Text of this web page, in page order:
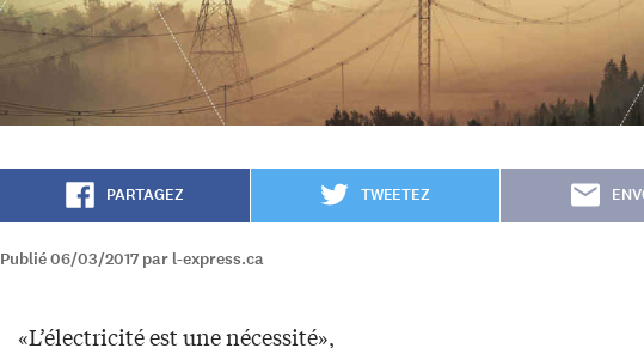
PARTAGEZ TWEETEZ
Publié 06/03/2017 par l-express.ca
«L’électricité est une nécessité»,